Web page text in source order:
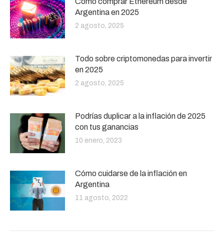
Argentina en 2025
2 agosto, 2025
Todo sobre criptomonedas para invertir
en 2025
2 agosto, 2025
Podrías duplicar a la inflación de 2025
con tus ganancias
10 enero, 2023
Cómo cuidarse de la inflación en
Argentina
11 agosto, 2022